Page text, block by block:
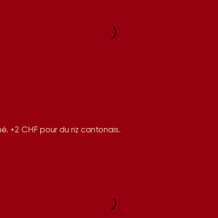
+2 CHF pour du riz cantonais.